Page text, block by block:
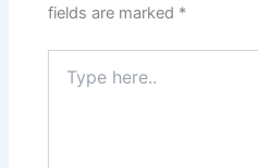
fields are marked *
here..